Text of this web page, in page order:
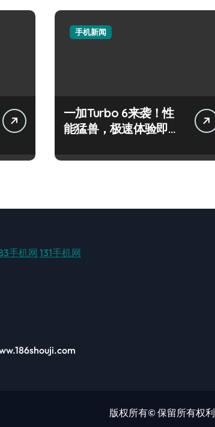
手机新闻
一加Turbo 6来袭！性
能猛兽，极速体验即刻
手机网 131手机网
版权所有© 保留所有权利